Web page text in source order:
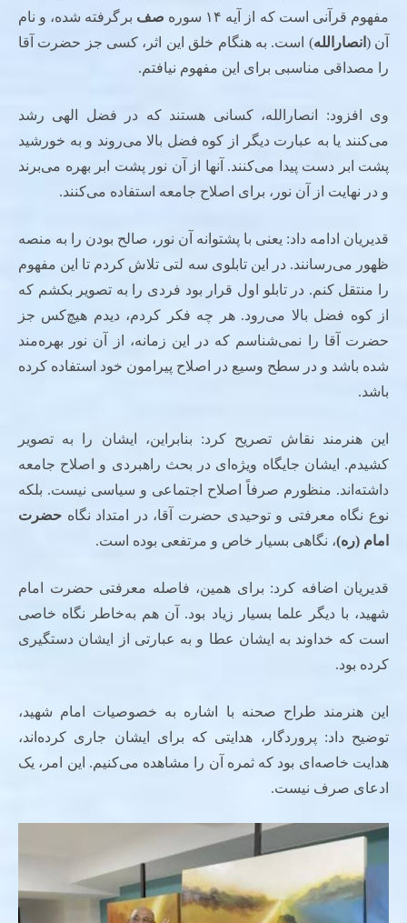
مفهوم قرآنی است که از آیه ۱۴ سوره
صف برگرفته شده، و نام
آن ( انصارالله) است. به هنگام خلق این اثر، کسی جز حضرت آقا
را مصداقی مناسبی برای این مفهوم نیافتم.
وی افزود: انصارالله، کسانی‌ هستند که در فضل الهی رشد
می‌کنند یا به عبارت دیگر از کوه فضل بالا می‌روند و به خورشید
پشت ابر دست پیدا می‌کنند. آنها از آن نور پشت ابر بهره می‌برند
و در نهایت از آن نور، برای اصلاح جامعه استفاده می‌کنند.
قدیریان ادامه داد: یعنی با پشتوانه آن نور، صالح بودن را به منصه
ظهور می‌رسانند. در این تابلوی سه لتی تلاش کردم تا این مفهوم
را منتقل کنم. در تابلو اول قرار بود فردی را به تصویر بکشم که
از کوه فضل بالا می‌رود. هر چه فکر کردم، دیدم هیچ‌کس جز
حضرت آقا را نمی‌شناسم که در این زمانه، از آن نور بهره‌مند
شده باشد و در سطح وسیع در اصلاح پیرامون خود استفاده کرده
باشد.
این هنرمند نقاش تصریح کرد: بنابراین، ایشان را به تصویر
کشیدم. ایشان جایگاه ویژه‌ای در بحث راهبردی و اصلاح جامعه
داشته‌اند. منظورم صرفاً اصلاح اجتماعی و سیاسی نیست. بلکه
نوع نگاه معرفتی و توحیدی حضرت آقا، در امتداد نگاه حضرت
امام (ره)، نگاهی بسیار خاص و مرتفعی بوده است.
قدیریان اضافه کرد: برای همین، فاصله معرفتی حضرت امام
شهید، با دیگر علما بسیار زیاد بود. آن هم به‌خاطر نگاه خاصی
است که خداوند به ایشان عطا و به عبارتی از ایشان دستگیری
کرده بود.
این هنرمند طراح صحنه با اشاره به خصوصیات امام شهید،
توضیح داد: پروردگار، هدایتی که برای ایشان جاری کرده‌اند،
هدایت خاصه‌ای بود که ثمره آن را مشاهده می‌کنیم. این امر، یک
ادعای صرف نیست.